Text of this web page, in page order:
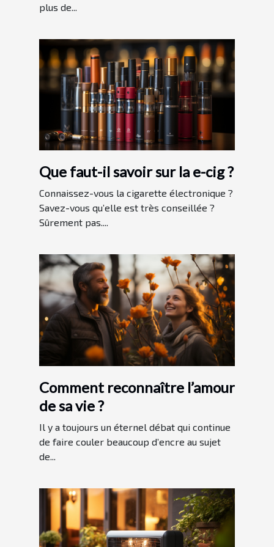
plus de...
Que faut-il savoir sur la e-cig ?
Connaissez-vous la cigarette électronique ?
Savez-vous qu’elle est très conseillée ?
Sûrement pas....
Comment reconnaître l’amour
de sa vie ?
Il y a toujours un éternel débat qui continue
de faire couler beaucoup d’encre au sujet
de...